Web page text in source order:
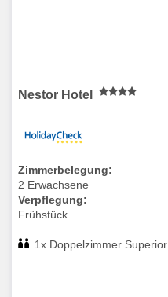
Nestor Hotel
Zimmerbelegung:
2 Erwachsene
Verpflegung:
Frühstück
1x Doppelzimmer Superior